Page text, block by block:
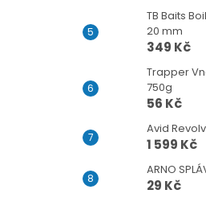
TB Baits
20 mm
349 Kč
Trapper
750g
56 Kč
Avid
1 599 Kč
ARNO
29 Kč